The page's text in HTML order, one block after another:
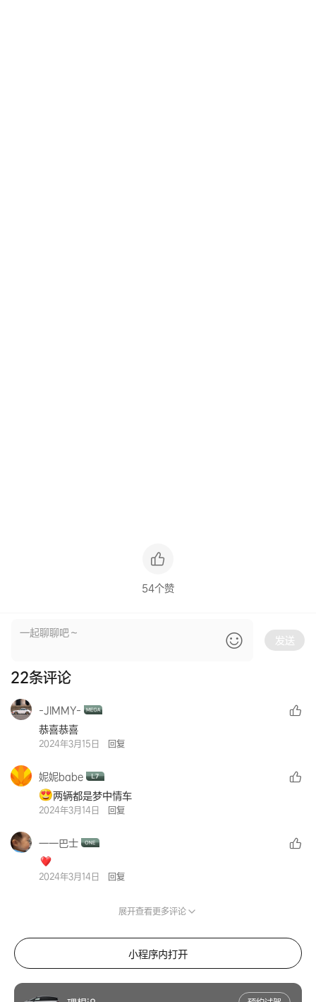
54个赞
发送
22条评论
-JIMMY-
恭喜恭喜
2024年3月15日 回复
妮妮babe
两辆都是梦中情车
2024年3月14日 回复
一一巴士
2024年3月14日 回复
展开查看更多评论
小程序内打开